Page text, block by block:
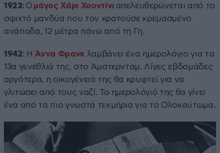
1923: Ο μάγος Χάρι Χουντίνι απελευθερώνεται από το
σφιχτό μανδύα που τον κρατούσε κρεμασμένο
ανάποδα, 12 μέτρα πάνω από τη Γη.
1942: ΗΆννα Φρανκλαμβάνει ένα ημερολόγιο για τα
13α γενέθλιά της, στο Άμστερνταμ. Λίγες εβδομάδες
αργότερα, η οικογένειά της θα κρυφτεί για να
γλιτώσει από τους ναζί. Το ημερολόγιό της θα γίνει
ένα από τα πιο γνωστά τεκμήρια για το Ολοκαύτωμα.